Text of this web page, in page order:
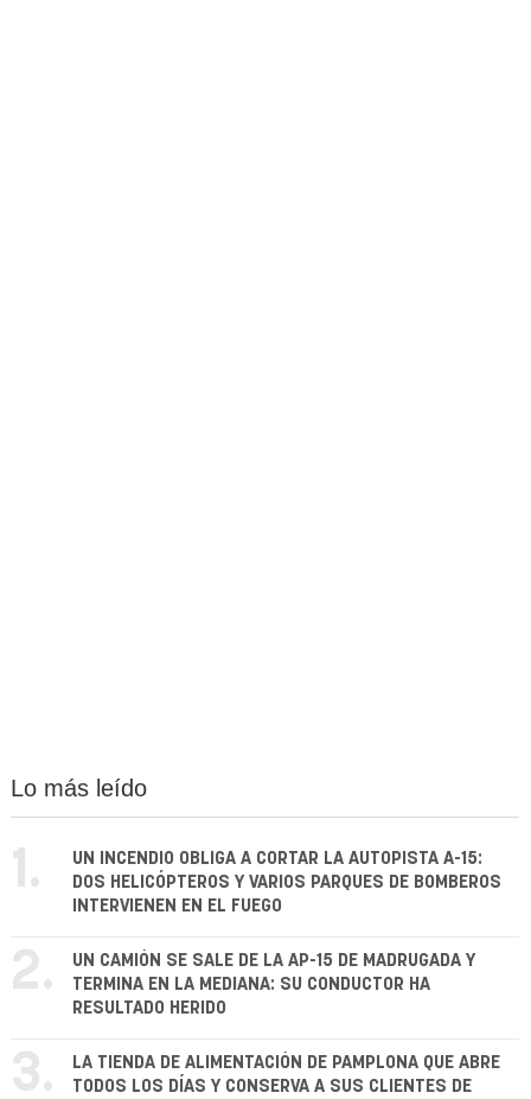
Lo más leído
1.
UN INCENDIO OBLIGA A CORTAR LA AUTOPISTA A-15:
DOS HELICÓPTEROS Y VARIOS PARQUES DE BOMBEROS
INTERVIENEN EN EL FUEGO
2.
UN CAMIÓN SE SALE DE LA AP-15 DE MADRUGADA Y
TERMINA EN LA MEDIANA: SU CONDUCTOR HA
RESULTADO HERIDO
3.
LA TIENDA DE ALIMENTACIÓN DE PAMPLONA QUE ABRE
TODOS LOS DÍAS Y CONSERVA A SUS CLIENTES DE